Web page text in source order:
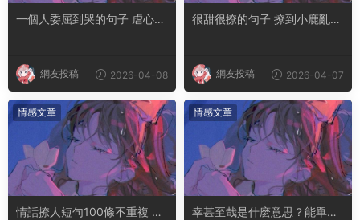
一個人委屈到哭的句子 虐心到
網友投稿 2026-04-08
很甜很撩的句子 撩到小鹿亂撞
網友投稿 2026-04-07
情感文章
情話撩人短句100條不重複 土
情感文章
幸甚至哉是什麽意思？能單獨